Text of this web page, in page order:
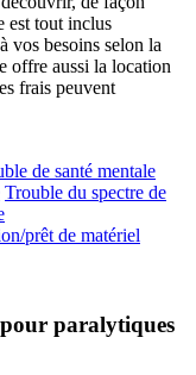
est tout inclus
vos besoins selon la
offre aussi la location
frais peuvent
de santé mentale
Trouble du spectre de
prêt de matériel
pour paralytiques